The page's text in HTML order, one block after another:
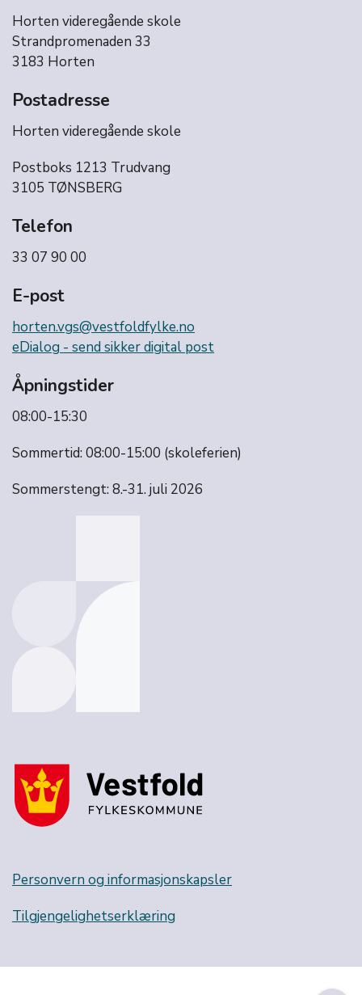
Horten videregående skole
Strandpromenaden 33
3183 Horten
Postadresse
Horten videregående skole
Postboks 1213 Trudvang
3105 TØNSBERG
Telefon
33 07 90 00
E-post
horten.vgs@vestfoldfylke.no
eDialog - send sikker digital post
Åpningstider
08:00-15:30
Sommertid: 08:00-15:00 (skoleferien)
Sommerstengt: 8.-31. juli 2026
Personvern og informasjonskapsler
Tilgjengelighetserklæring